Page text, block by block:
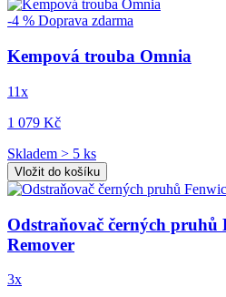
-4 % Doprava zdarma
Kempová trouba Omnia
11x
1 079 Kč
Skladem > 5 ks
Vložit do košíku
Odstraňovač černých pruhů
Remover
3x